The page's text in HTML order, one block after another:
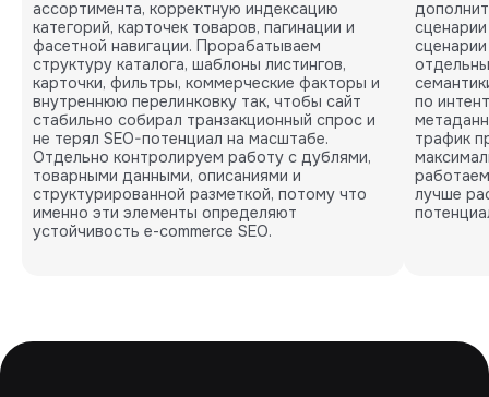
ассортимента, корректную индексацию
категорий, карточек товаров, пагинации и
фасетной навигации. Прорабатываем
структуру каталога, шаблоны листингов,
карточки, фильтры, коммерческие факторы и
внутреннюю перелинковку так, чтобы сайт
стабильно собирал транзакционный спрос и
не терял SEO-потенциал на масштабе.
Отдельно контролируем работу с дублями,
товарными данными, описаниями и
структурированной разметкой, потому что
именно эти элементы определяют
устойчивость e-commerce SEO.
по
трафик
лучше